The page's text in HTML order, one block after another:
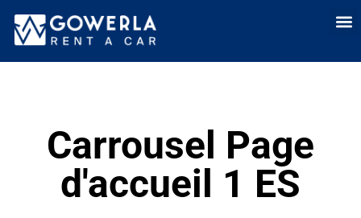
Carrousel Page
d'accueil 1 ES